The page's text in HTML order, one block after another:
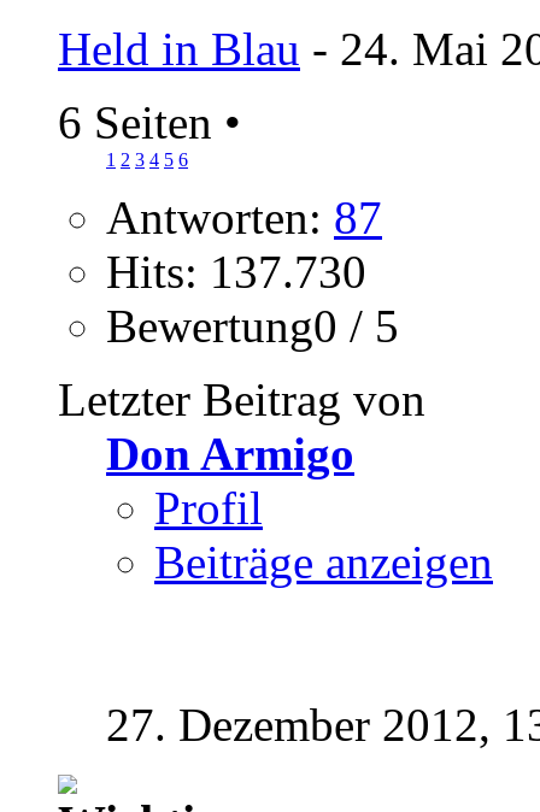
Held in Blau - 24. Mai
6 Seiten •
1 2 3 4 5 6
Antworten: 87
Hits: 137.730
Bewertung0 / 5
Letzter Beitrag von
Don Armigo
Profil
Beiträge anzeigen
27. Dezember 2012,